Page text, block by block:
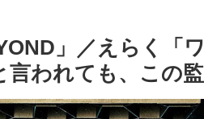
」／えらく「
われても、この監